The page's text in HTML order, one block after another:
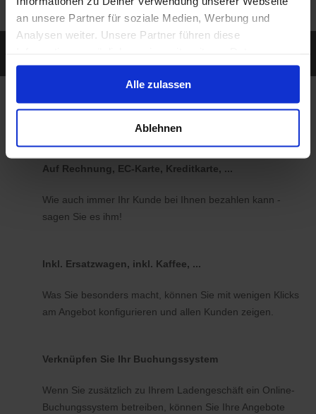
an unsere Partner für soziale Medien, Werbung und
Analysen weiter. Unsere Partner führen diese
zusammen, die Du ihnen bereitgestellt hast oder die sie
im Rahmen Deiner Nutzung der Dienste gesammelt
haben.
Alle zulassen
Ablehnen
Leistungen sucht, die Sie anbieten...
So individuell wie Sie
Auf Rechnung, EC-Karte, Kreditkarte, ...
Wie auch immer Ihr Kunde bei Ihnen bezahlen kann -
sagen Sie es ihm!
Inkl. Ersatzwagen, inkl. Kaffee, ...
Was Sie besonders macht, können Sie mit wenigen Klicks
am Angebot konfigurieren und allen Kunden zeigen.
Verknüpfen Sie Ihr Buchungssystem
Wenn Sie zusätzlich zu Ihrem Ladengeschäft ein Online-
Buchungssystem betreiben, können Sie Ihre Angebote